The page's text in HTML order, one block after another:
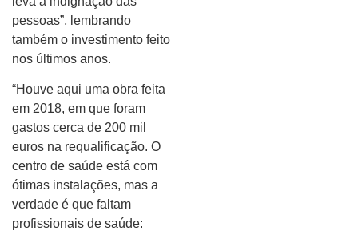
pessoas”, lembrando
também o investimento feito
nos últimos anos.
“Houve aqui uma obra feita
em 2018, em que foram
gastos cerca de 200 mil
euros na requalificação. O
centro de saúde está com
ótimas instalações, mas a
verdade é que faltam
profissionais de saúde: